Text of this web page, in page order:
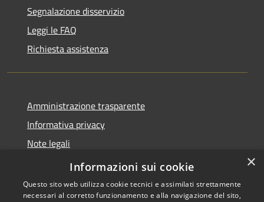
Segnalazione disservizio
Leggi le FAQ
Richiesta assistenza
Amministrazione trasparente
Informativa privacy
Note legali
Dichiarazione di accessibilità
×
Informazioni sui cookie
Questo sito web utilizza cookie tecnici e assimilati strettamente
necessari al corretto funzionamento e alla navigazione del sito,